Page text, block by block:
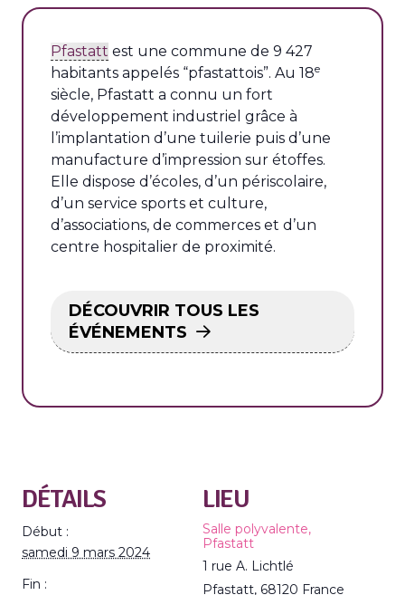
Pfastatt est une commune de 9 427
habitants appelés “pfastattois”. Au 18e
siècle, Pfastatt a connu un fort
développement industriel grâce à
l’implantation d’une tuilerie puis d’une
manufacture d’impression sur étoffes.
Elle dispose d’écoles, d’un périscolaire,
d’un service sports et culture,
d’associations, de commerces et d’un
centre hospitalier de proximité.
DÉCOUVRIR TOUS LES
ÉVÉNEMENTS
DÉTAILS
Début :
samedi 9 mars 2024
Fin :
LIEU
Salle polyvalente,
Pfastatt
1 rue A. Lichtlé
Pfastatt, 68120 France